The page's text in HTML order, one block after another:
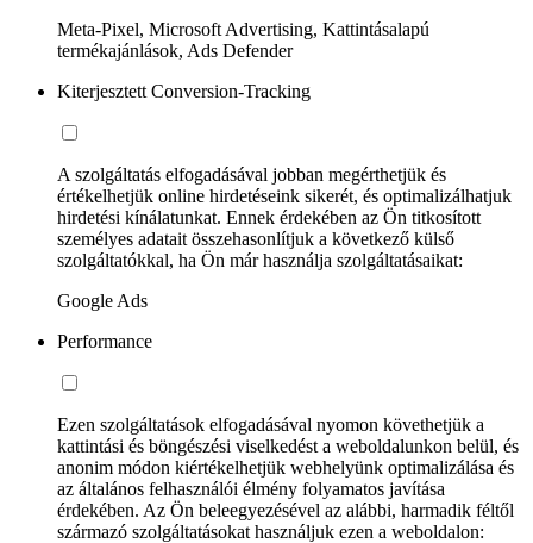
Meta-Pixel, Microsoft Advertising, Kattintásalapú
termékajánlások, Ads Defender
Kiterjesztett Conversion-Tracking
A szolgáltatás elfogadásával jobban megérthetjük és
értékelhetjük online hirdetéseink sikerét, és optimalizálhatjuk
hirdetési kínálatunkat. Ennek érdekében az Ön titkosított
személyes adatait összehasonlítjuk a következő külső
szolgáltatókkal, ha Ön már használja szolgáltatásaikat:
Google Ads
Performance
Ezen szolgáltatások elfogadásával nyomon követhetjük a
kattintási és böngészési viselkedést a weboldalunkon belül, és
anonim módon kiértékelhetjük webhelyünk optimalizálása és
az általános felhasználói élmény folyamatos javítása
érdekében. Az Ön beleegyezésével az alábbi, harmadik féltől
származó szolgáltatásokat használjuk ezen a weboldalon: